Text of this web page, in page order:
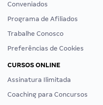
Conveniados
Programa de Afiliados
Trabalhe Conosco
Preferências de Cookies
CURSOS ONLINE
Assinatura Ilimitada
Coaching para Concursos